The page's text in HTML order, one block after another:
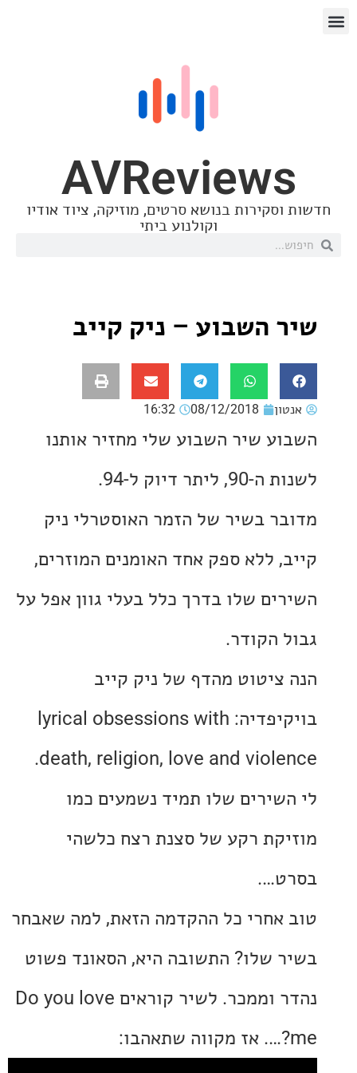
בנושא סרטים, מוזיקה, ציוד אודיו
וקולנוע ביתי
השבוע – ניק קייב
08/12/2018
16:32
שיר השבוע שלי מחזיר אותנו
בשיר של הזמר האוסטרלי ניק
ללא ספק אחד האומנים המוזרים,
שלו בדרך כלל בעלי גוון אפל על
הקודר.
מהדף של ניק קייב
בויקיפדיה: lyrical obsessions with
death, religion, love and
שלו תמיד נשמעים כמו
רקע של סצנת רצח כלשהי
כל ההקדמה הזאת, למה שאבחר
שלו? התשובה היא, הסאונד פשוט
נהדר וממכר. לשיר קוראים Do you love